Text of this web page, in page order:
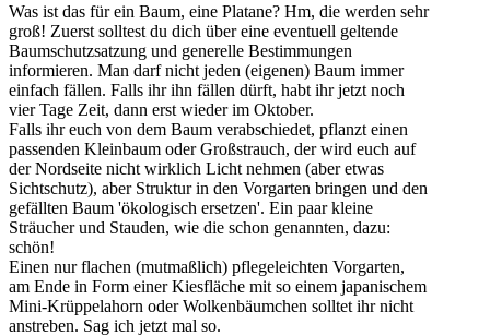
Was ist das für ein Baum, eine Platane? Hm, die werden sehr
groß! Zuerst solltest du dich über eine eventuell geltende
Baumschutzsatzung und generelle Bestimmungen
informieren. Man darf nicht jeden (eigenen) Baum immer
einfach fällen. Falls ihr ihn fällen dürft, habt ihr jetzt noch
vier Tage Zeit, dann erst wieder im Oktober.
Falls ihr euch von dem Baum verabschiedet, pflanzt einen
passenden Kleinbaum oder Großstrauch, der wird euch auf
der Nordseite nicht wirklich Licht nehmen (aber etwas
Sichtschutz), aber Struktur in den Vorgarten bringen und den
gefällten Baum 'ökologisch ersetzen'. Ein paar kleine
Sträucher und Stauden, wie die schon genannten, dazu:
schön!
Einen nur flachen (mutmaßlich) pflegeleichten Vorgarten,
am Ende in Form einer Kiesfläche mit so einem japanischem
Mini-Krüppelahorn oder Wolkenbäumchen solltet ihr nicht
anstreben. Sag ich jetzt mal so.